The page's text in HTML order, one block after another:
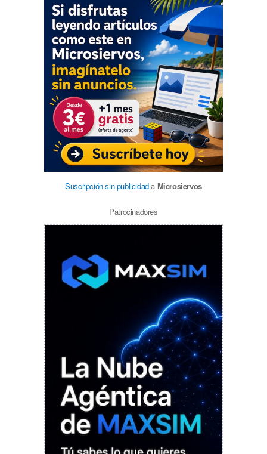
Suscripción sin publicidada Microsiervos
Patrocinadores